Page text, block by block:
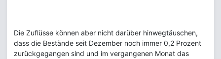
Die Zuflüsse können aber nicht darüber hinwegtäuschen,
dass die Bestände seit Dezember noch immer 0,2 Prozent
zurückgegangen sind und im vergangenen Monat das